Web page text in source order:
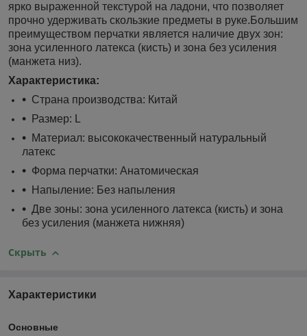
ярко выраженной текстурой на ладони, что позволяет
прочно удерживать скользкие предметы в руке.Большим
преимуществом перчатки является наличие двух зон:
зона усиленного латекса (кисть) и зона без усиления
(манжета низ).
Характеристика:
Страна производства: Китай
Размер: L
Материал: высококачественный натуральный
латекс
Форма перчатки: Анатомическая
Напыление: Без напыления
Две зоны: зона усиленного латекса (кисть) и зона
без усиления (манжета нижняя)
Скрыть
Характеристики
Основные